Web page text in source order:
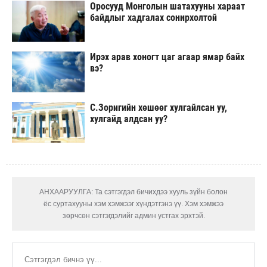
Оросууд Монголын шатахууны хараат
байдлыг хадгалах сонирхолтой
Ирэх арав хоногт цаг агаар ямар байх
вэ?
С.Зоригийн хөшөөг хулгайлсан уу,
хулгайд алдсан уу?
АНХААРУУЛГА: Та сэтгэгдэл бичихдээ хууль зүйн болон
ёс суртахууны хэм хэмжээг хүндэтгэнэ үү. Хэм хэмжээ
зөрчсөн сэтгэгдэлийг админ устгах эрхтэй.